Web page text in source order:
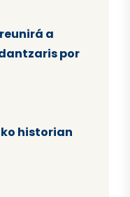
a
por
historian